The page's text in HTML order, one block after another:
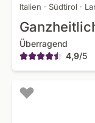
Italien · Südtirol ·
Überragend
4,9/5